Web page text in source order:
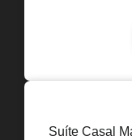
Suíte Casal